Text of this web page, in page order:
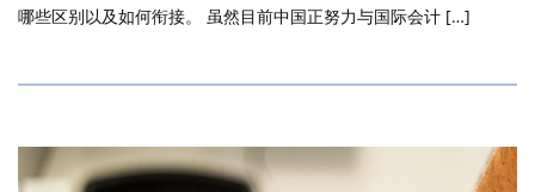
哪些区别以及如何衔接。 虽然目前中国正努力与国际会计 […]